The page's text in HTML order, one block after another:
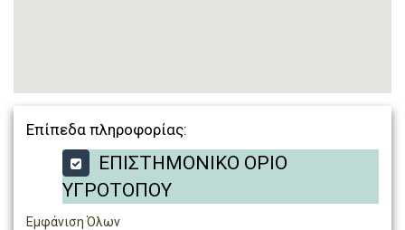
Επίπεδα πληροφορίας:
ΕΠΙΣΤΗΜΟΝΙΚΟ ΟΡΙΟ
ΥΓΡΟΤΟΠΟΥ
Εμφάνιση Όλων